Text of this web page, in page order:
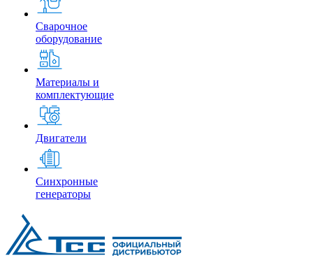
Сварочное
оборудование
Материалы и
комплектующие
Двигатели
Синхронные
генераторы